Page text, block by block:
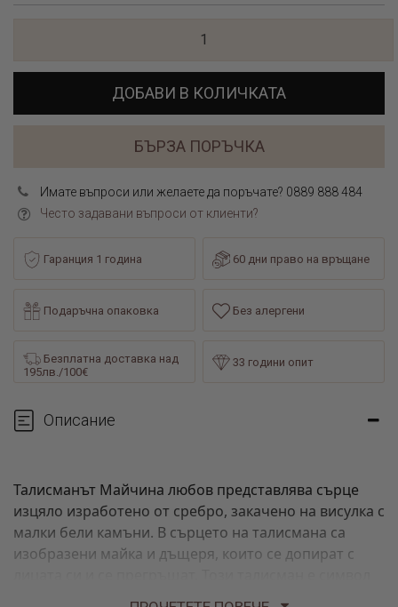
ДОБАВИ В КОЛИЧКАТА
БЪРЗА ПОРЪЧКА
Имате въпроси или желаете да поръчате? 0889 888 484
Често задавани въпроси от клиенти?
Гаранция 1 година 60 дни право на връщане
Подаръчна опаковка Без алергени
Безплатна доставка над
195лв./100€
33 години опит
Описание
Талисманът Майчина любов представлява сърце
изцяло изработено от сребро, закачено на висулка с
малки бели камъни. В сърцето на талисмана са
изобразени майка и дъщеря, които се допират с